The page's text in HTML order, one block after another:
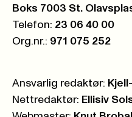
Postboks:
Boks 7003 St.
Telefon: 23 06 40 00
Org.nr.: 971 075 252
Ansvarlig redaktør:
Nettredaktør: Ellisiv